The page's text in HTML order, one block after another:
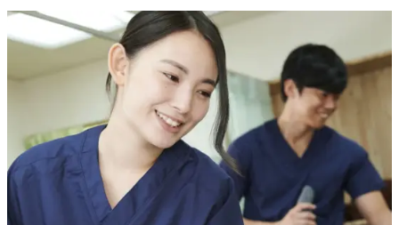
柔道整復師の多様な就職先と将来性・キャリ
アパス
柔道整復師と理学療法士の違い
柔道整復師になるには必要な4ステップ
①柔道整復師の養成施設に入学
②養成施設で学ぶ専門知識と認定実技試
③柔道整復体師の国家試験を受験し、合格
する
④国家試験合格後の免許登録